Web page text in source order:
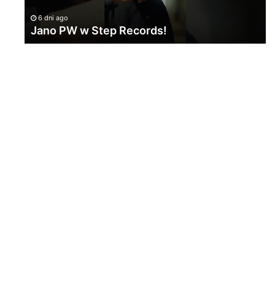
6 dni ago
Jano PW w Step Records!